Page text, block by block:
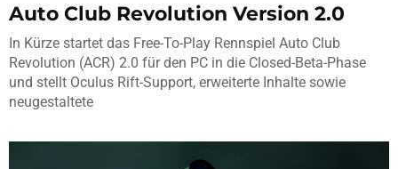
Auto Club Revolution Version 2.0
In Kürze startet das Free-To-Play Rennspiel Auto Club
Revolution (ACR) 2.0 für den PC in die Closed-Beta-Phase
und stellt Oculus Rift-Support, erweiterte Inhalte sowie
neugestaltete